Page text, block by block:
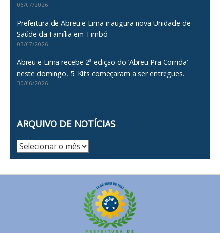
06/07/2026
Prefeitura de Abreu e Lima inaugura nova Unidade de
Saúde da Família em Timbó
03/07/2026
Abreu e Lima recebe 2ª edição do ‘Abreu Pra Corrida’
neste domingo, 5. Kits começaram a ser entregues.
30/06/2026
ARQUIVO DE NOTÍCIAS
Arquivo